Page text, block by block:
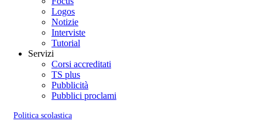
Logos
Notizie
Interviste
Tutorial
Servizi
Corsi accreditati
TS plus
Pubblicità
Pubblici proclami
Politica scolastica